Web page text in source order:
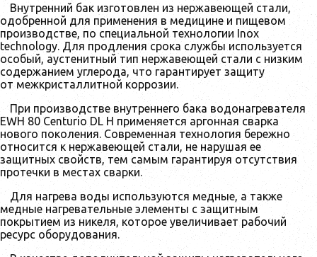
Внутренний бак изготовлен из нержавеющей стали,
одобренной для применения в медицине и пищевом
производстве, по специальной технологии Inox
technology. Для продления срока службы используется
особый, аустенитный тип нержавеющей стали с низким
содержанием углерода, что гарантирует защиту
от межкристаллитной коррозии.
При производстве внутреннего бака водонагревателя
EWH 80 Centurio DL H применяется аргонная сварка
нового поколения. Современная технология бережно
относится к нержавеющей стали, не нарушая ее
защитных свойств, тем самым гарантируя отсутствия
протечки в местах сварки.
Для нагрева воды используются медные, а также
медные нагревательные элементы с защитным
покрытием из никеля, которое увеличивает рабочий
ресурс оборудования.